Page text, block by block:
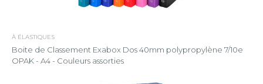
À ÉLASTIQUES
Boite de Classement Exabox Dos 40mm polypropylène 7/10e
OPAK - A4 - Couleurs assorties